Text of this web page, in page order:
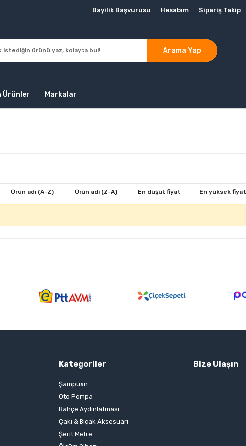
Bayilik Başvurusu Hesabım Sipariş Takip
Arama Yap
Ürünler Markalar
Ürün adı (A-Z) Ürün adı (Z-A) En düşük fiyat En yüksek fiyat
Kategoriler
Şampuan
Oto Pompa
Bahçe Aydınlatması
Çakı & Bıçak Aksesuarı
Şerit Metre
Bize Ulaşın